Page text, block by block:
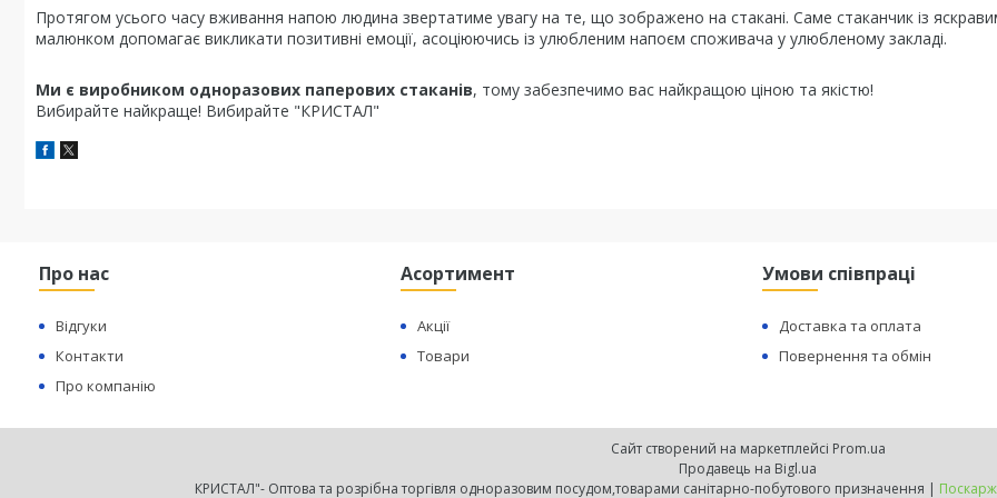
Протягом усього часу вживання напою людина звертатиме увагу на те, що зображено на стакані. Саме стаканчик із
малюнком допомагає викликати позитивні емоції, асоціюючись із улюбленим напоєм споживача у улюбленому закладі.
Ми є виробником одноразових паперових стаканів, тому забезпечимо вас найкращою ціною та якістю!
Вибирайте найкраще! Вибирайте "КРИСТАЛ"
Про нас
Відгуки
Контакти
Про компанію
Асортимент
Акції
Товари
Умови співпраці
Доставка та оплата
Повернення та обмін
Сайт створений на маркетплейсі Prom.ua
Продавець на Bigl.ua
КРИСТАЛ"- Оптова та розрібна торгівля одноразовим посудом,товарами санітарно-побутового призначення |